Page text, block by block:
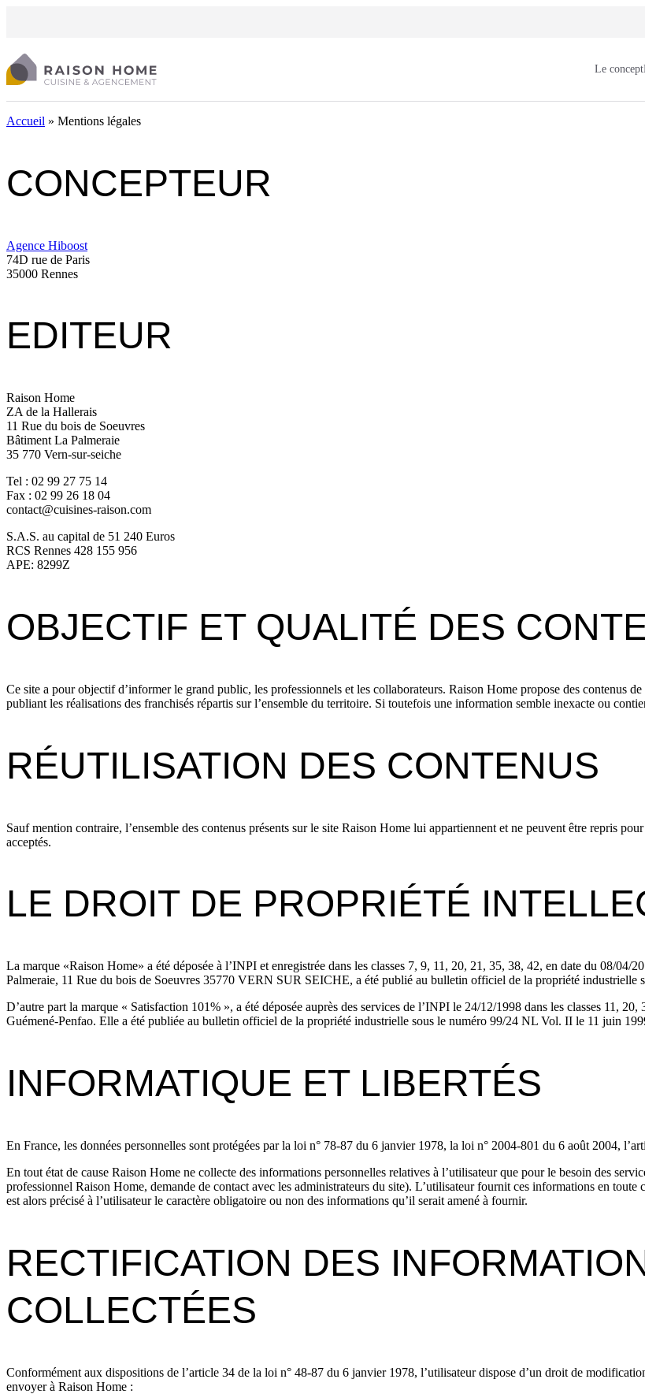
Le concept
Accueil » Mentions légales
CONCEPTEUR
Agence Hiboost
74D rue de Paris
35000 Rennes
EDITEUR
Raison Home
ZA de la Hallerais
11 Rue du bois de Soeuvres
Bâtiment La Palmeraie
35 770 Vern-sur-seiche
Tel : 02 99 27 75 14
Fax : 02 99 26 18 04
contact@cuisines-raison.com
S.A.S. au capital de 51 240 Euros
RCS Rennes 428 155 956
APE: 8299Z
OBJECTIF ET QUALITÉ DES
Ce site a pour objectif d’informer le grand public, les professionnels et les collaborateurs. Raison Home propose des contenus
publiant les réalisations des franchisés répartis sur l’ensemble du territoire. Si toutefois une information semble inexacte ou
RÉUTILISATION DES CONTENUS
Sauf mention contraire, l’ensemble des contenus présents sur le site Raison Home lui appartiennent et ne peuvent être repris
acceptés.
LE DROIT DE PROPRIÉTÉ
La marque «Raison Home» a été déposée à l’INPI et enregistrée dans les classes 7, 9, 11, 20, 21, 35, 38, 42, en date du 08/
Palmeraie, 11 Rue du bois de Soeuvres 35770 VERN SUR SEICHE, a été publié au bulletin officiel de la propriété industrielle
D’autre part la marque « Satisfaction 101% », a été déposée auprès des services de l’INPI le 24/12/1998 dans les classes 11,
Guémené-Penfao. Elle a été publiée au bulletin officiel de la propriété industrielle sous le numéro 99/24 NL Vol. II le 11 juin
INFORMATIQUE ET LIBERTÉS
En France, les données personnelles sont protégées par la loi n° 78-87 du 6 janvier 1978, la loi n° 2004-801 du 6 août 2004,
En tout état de cause Raison Home ne collecte des informations personnelles relatives à l’utilisateur que pour le besoin des
professionnel Raison Home, demande de contact avec les administrateurs du site). L’utilisateur fournit ces informations en
est alors précisé à l’utilisateur le caractère obligatoire ou non des informations qu’il serait amené à fournir.
RECTIFICATION DES
COLLECTÉES
Conformément aux dispositions de l’article 34 de la loi n° 48-87 du 6 janvier 1978, l’utilisateur dispose d’un droit de
envoyer à Raison Home :